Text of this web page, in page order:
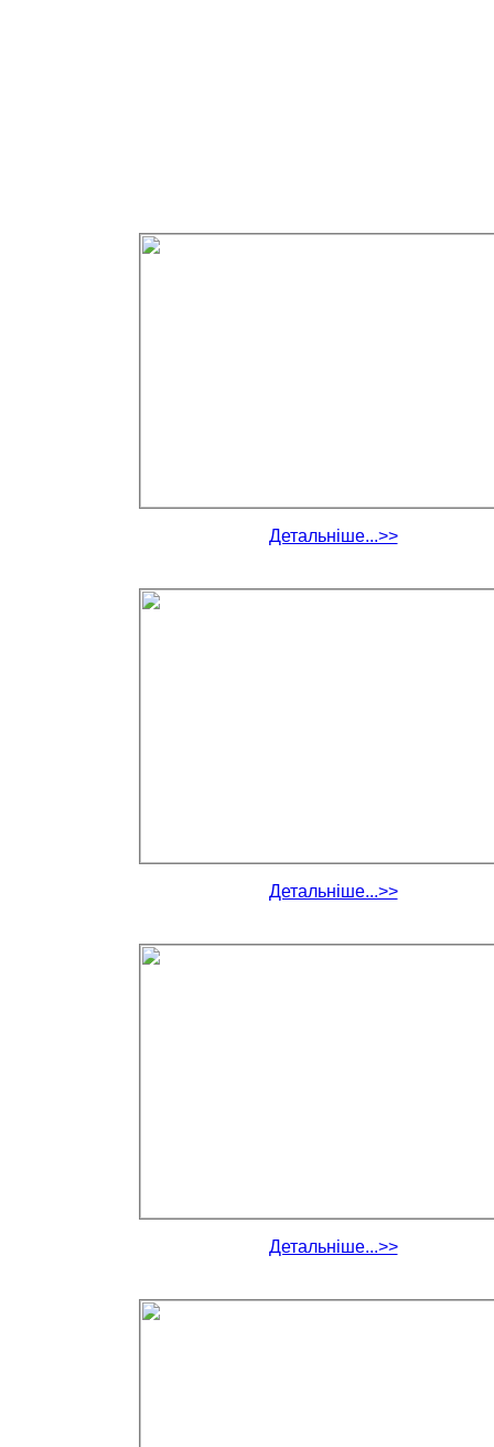
Детальніше...>>
Детальніше...>>
Детальніше...>>